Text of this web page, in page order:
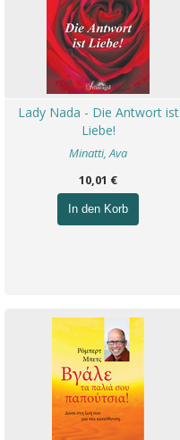
Lady Nada - Die Antwort ist
Liebe!
Minatti, Ava
10,01 €
In den Korb